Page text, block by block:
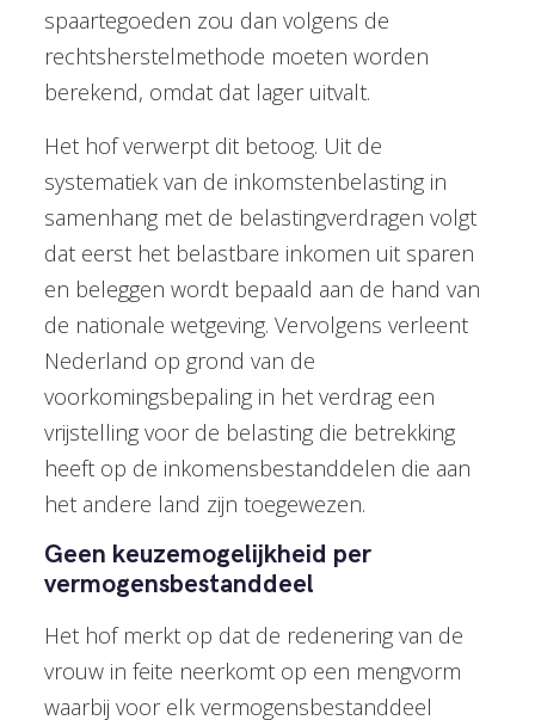
spaartegoeden zou dan volgens de
rechtsherstelmethode moeten worden
berekend, omdat dat lager uitvalt.
Het hof verwerpt dit betoog. Uit de
systematiek van de inkomstenbelasting in
samenhang met de belastingverdragen volgt
dat eerst het belastbare inkomen uit sparen
en beleggen wordt bepaald aan de hand van
de nationale wetgeving. Vervolgens verleent
Nederland op grond van de
voorkomingsbepaling in het verdrag een
vrijstelling voor de belasting die betrekking
heeft op de inkomensbestanddelen die aan
het andere land zijn toegewezen.
Geen keuzemogelijkheid per
vermogensbestanddeel
Het hof merkt op dat de redenering van de
vrouw in feite neerkomt op een mengvorm
waarbij voor elk vermogensbestanddeel